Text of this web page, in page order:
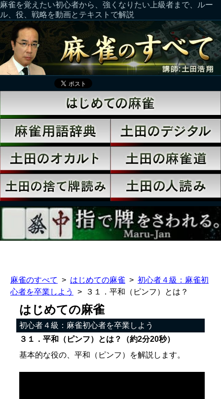
麻雀を覚えたい初心者から、強くなりたい上級者まで、ルー
ル、役、戦略を動画とテキストで解説
麻雀のすべて はじめての麻雀
初心者４級：麻雀初
心者を卒業しよう
３１．平和（ピンフ）とは？
はじめての麻雀
初心者４級：麻雀初心者を卒業しよう
３１．平和（ピンフ）とは？（約2分20秒）
基本的な役の、平和（ピンフ）を解説します。